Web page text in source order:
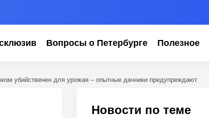
Вопросы о Петербурге Полезное
убийственен для урожая – опытные дачники предупреждают
Новости по теме